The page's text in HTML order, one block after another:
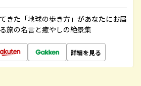
きた「地球の歩き方」があなたにお届
旅の名言と癒やしの絶景集
詳細を見る